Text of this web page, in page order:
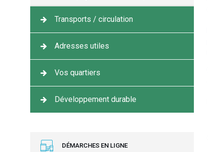
Transports / circulation
Adresses utiles
Vos quartiers
Développement durable
DÉMARCHES EN LIGNE